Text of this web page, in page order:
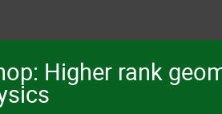
Higher rank